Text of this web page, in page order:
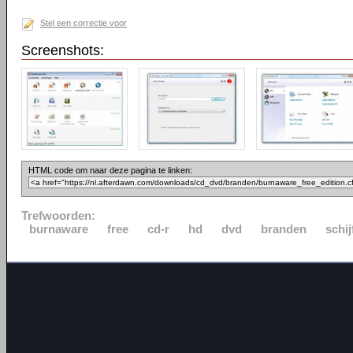
Stel een correctie voor
Screenshots:
HTML code om naar deze pagina te linken:
Trefwoorden:
burnaware
free cd-r hd dvd branden